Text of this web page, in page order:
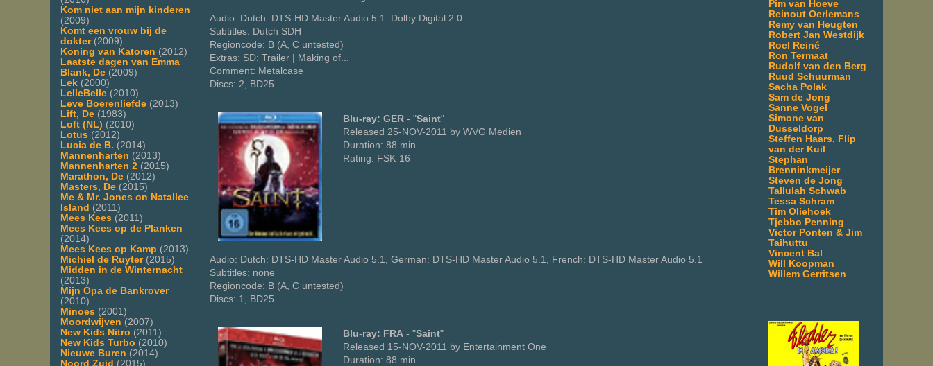
Kom niet aan mijn kinderen
(2009)
Komt een vrouw bij de
dokter(2009)
Koning van Katoren (2012)
Laatste dagen van Emma
Blank, De (2009)
Lek (2000)
LelleBelle (2010)
Leve Boerenliefde (2013)
Lift, De (1983)
Loft (NL) (2010)
Lotus (2012)
Lucia de B. (2014)
Mannenharten (2013)
Mannenharten 2 (2015)
Marathon, De (2012)
Masters, De (2015)
Me & Mr. Jones on Natallee
Island (2011)
Mees Kees (2011)
Mees Kees op de Planken
(2014)
Mees Kees op Kamp (2013)
Michiel de Ruyter(2015)
Midden in de Winternacht
(2013)
Mijn Opa de Bankrover
(2010)
Minoes (2001)
Moordwijven (2007)
New Kids Nitro (2011)
New Kids Turbo (2010)
Nieuwe Buren (2014)
Noord Zuid (2015)
Pim van Hoeve
Reinout Oerlemans
Remy van Heugten
Robert Jan Westdijk
Roel Reiné
Ron Termaat
Rudolf van den Berg
Ruud Schuurman
Sacha Polak
Sam de Jong
Sanne Vogel
Simone van
Dusseldorp
Steffen Haars, Flip
van der Kuil
Stephan
Brenninkmeijer
Steven de Jong
Tallulah Schwab
Tessa Schram
Tim Oliehoek
Tjebbo Penning
Victor Ponten & Jim
Taihuttu
Vincent Bal
Will Koopman
Willem Gerritsen
Audio: Dutch: DTS-HD Master Audio 5.1. Dolby Digital 2.0
Subtitles: Dutch SDH
Regioncode: B (A, C untested)
Extras: SD: Trailer | Making of...
Comment: Metalcase
Discs: 2, BD25
Blu-ray: GER - "Saint"
Released 25-NOV-2011 by WVG Medien
Duration: 88 min.
Rating: FSK-16
Audio: Dutch: DTS-HD Master Audio 5.1, German: DTS-HD Master Audio 5.1, French: DTS-HD Master Audio 5.1
Subtitles: none
Regioncode: B (A, C untested)
Discs: 1, BD25
Blu-ray: FRA - "Saint"
Released 15-NOV-2011 by Entertainment One
Duration: 88 min.